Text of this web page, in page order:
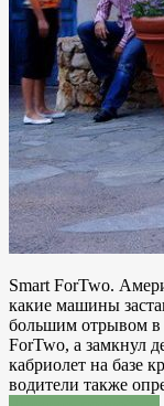
Smart ForTwo.
какие машины
большим отрывом в
ForTwo, а замкнул
кабриолет на базе
водители также